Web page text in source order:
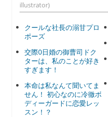
illustrator)
クールな社長の溺甘プロ
ポーズ
交際0日婚の御曹司ドク
ターは、私のことが好き
すぎます！
本命は私なんて聞いてま
せん！ 初心なのに冷徹ボ
ディーガードに恋愛レッ
スン！？